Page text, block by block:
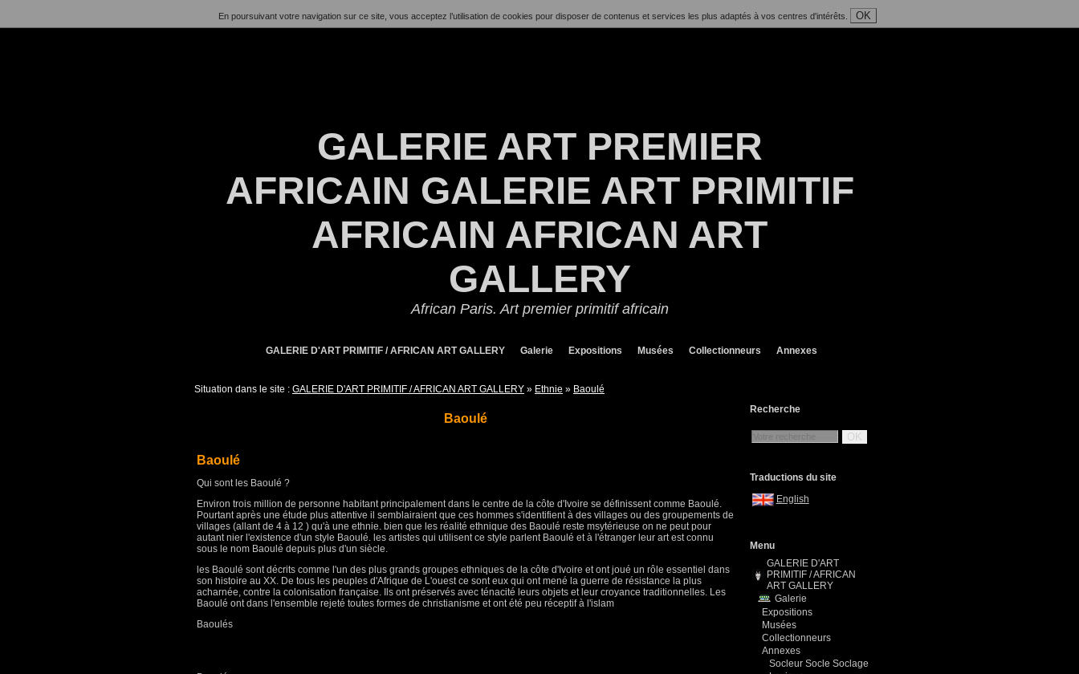
En poursuivant votre navigation sur ce site, vous acceptez l’utilisation de cookies pour disposer de contenus et services les plus adaptés à vos centres d'intérêts. OK
GALERIE ART PREMIER
AFRICAIN GALERIE ART PRIMITIF
AFRICAIN AFRICAN ART
GALLERY
African Paris. Art premier primitif africain
GALERIE D'ART PRIMITIF / AFRICAN ART GALLERY Galerie Expositions Musées Collectionneurs Annexes
Situation dans le site : GALERIE D'ART PRIMITIF / AFRICAN ART GALLERY » Ethnie » Baoulé
Baoulé
Baoulé
Qui sont les Baoulé ?
Environ trois million de personne habitant principalement dans le centre de la côte d'Ivoire se définissent comme Baoulé.
Pourtant après une étude plus attentive il semblairaient que ces hommes s'identifient à des villages ou des groupements de
villages (allant de 4 à 12 ) qu'à une ethnie. bien que les réalité ethnique des Baoulé reste msytérieuse on ne peut pour
autant nier l'existence d'un style Baoulé. les artistes qui utilisent ce style parlent Baoulé et à l'étranger leur art est connu
sous le nom Baoulé depuis plus d'un siècle.
les Baoulé sont décrits comme l'un des plus grands groupes ethniques de la côte d'Ivoire et ont joué un rôle essentiel dans
son histoire au XX. De tous les peuples d'Afrique de L'ouest ce sont eux qui ont mené la guerre de résistance la plus
acharnée, contre la colonisation française. Ils ont préservés avec ténacité leurs objets et leur croyance traditionnelles. Les
Baoulé ont dans l'ensemble rejeté toutes formes de christianisme et ont été peu réceptif à l'islam
Baoulés
Recherche
OK
Traductions du site
English
Menu
GALERIE D'ART
PRIMITIF / AFRICAN
ART GALLERY
Galerie
Expositions
Musées
Collectionneurs
Annexes
Socleur Socle Soclage